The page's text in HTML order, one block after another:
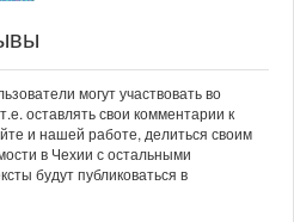
могут участвовать во
оставлять свои комментарии к
и нашей работе, делиться своим
в Чехии с остальными
будут публиковаться в